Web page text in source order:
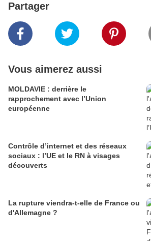
Partager
Vous aimerez aussi
MOLDAVIE : derrière le
rapprochement avec l’Union
européenne
Contrôle d’internet et des réseaux
sociaux : l’UE et le RN à visages
découverts
La rupture viendra-t-elle de France ou
d'Allemagne ?